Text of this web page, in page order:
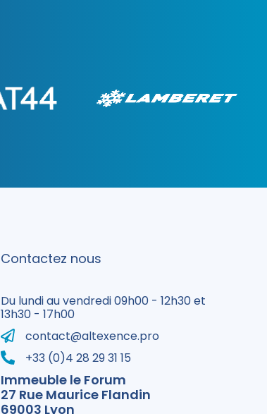
Contactez nous
Du lundi au vendredi 09h00 - 12h30 et
13h30 - 17h00
contact@altexence.pro
+33 (0)4 28 29 31 15
Immeuble le Forum
27 Rue Maurice Flandin
69003 Lyon